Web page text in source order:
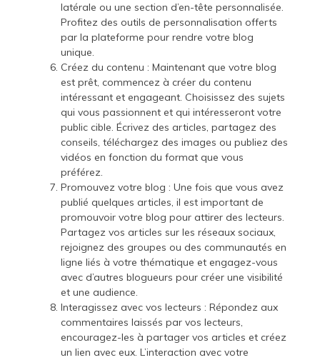
latérale ou une section d’en-tête personnalisée.
Profitez des outils de personnalisation offerts
par la plateforme pour rendre votre blog
unique.
Créez du contenu : Maintenant que votre blog
est prêt, commencez à créer du contenu
intéressant et engageant. Choisissez des sujets
qui vous passionnent et qui intéresseront votre
public cible. Écrivez des articles, partagez des
conseils, téléchargez des images ou publiez des
vidéos en fonction du format que vous
préférez.
Promouvez votre blog : Une fois que vous avez
publié quelques articles, il est important de
promouvoir votre blog pour attirer des lecteurs.
Partagez vos articles sur les réseaux sociaux,
rejoignez des groupes ou des communautés en
ligne liés à votre thématique et engagez-vous
avec d’autres blogueurs pour créer une visibilité
et une audience.
Interagissez avec vos lecteurs : Répondez aux
commentaires laissés par vos lecteurs,
encouragez-les à partager vos articles et créez
un lien avec eux. L’interaction avec votre